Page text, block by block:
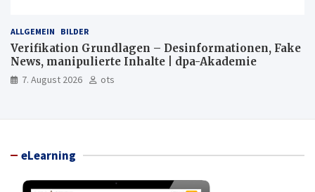
ALLGEMEIN BILDER
Verifikation Grundlagen – Desinformationen, Fake
News, manipulierte Inhalte | dpa-Akademie
7. August 2026 ots
eLearning